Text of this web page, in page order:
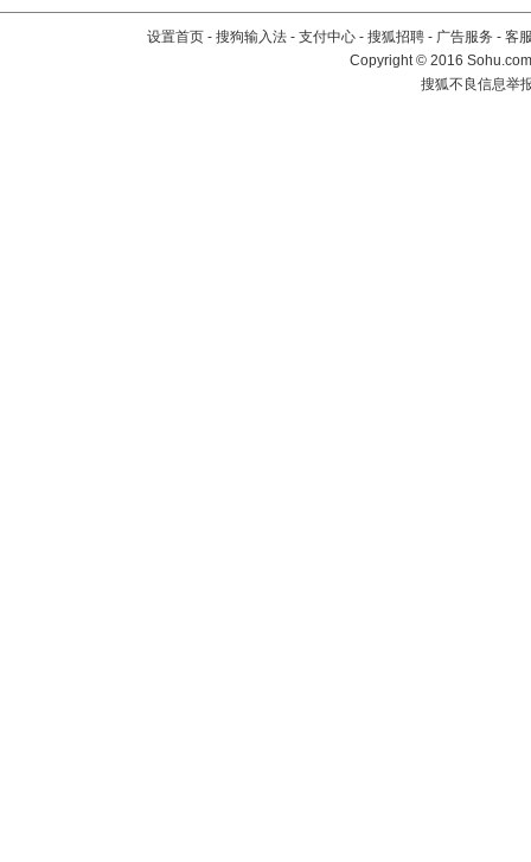
设置首页 - 搜狗输入法 - 支付中心 - 搜狐招聘 - 广告服务 - 客
Copyright©2016
搜狐不良信息举